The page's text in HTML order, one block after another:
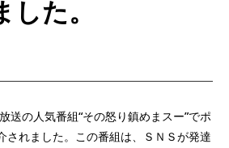
た。
送の人気番組“その怒り鎮めまスー”でポ
されました。この番組は、ＳＮＳが発達